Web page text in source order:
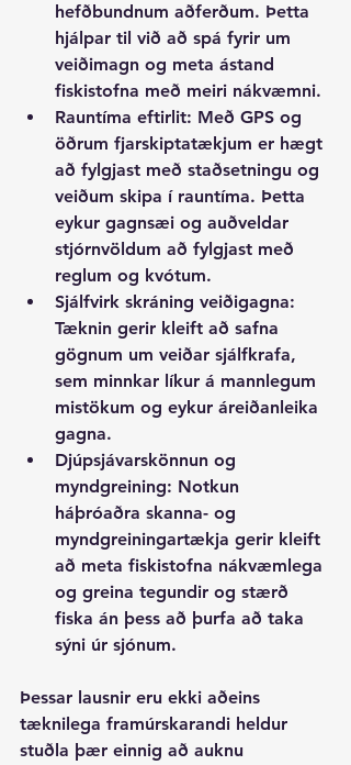
hefðbundnum aðferðum. Þetta
hjálpar til við að spá fyrir um
veiðimagn og meta ástand
fiskistofna með meiri nákvæmni.
Rauntíma eftirlit: Með GPS og
öðrum fjarskiptatækjum er hægt
að fylgjast með staðsetningu og
veiðum skipa í rauntíma. Þetta
eykur gagnsæi og auðveldar
stjórnvöldum að fylgjast með
reglum og kvótum.
Sjálfvirk skráning veiðigagna:
Tæknin gerir kleift að safna
gögnum um veiðar sjálfkrafa,
sem minnkar líkur á mannlegum
mistökum og eykur áreiðanleika
gagna.
Djúpsjávarskönnun og
myndgreining: Notkun
háþróaðra skanna- og
myndgreiningartækja gerir kleift
að meta fiskistofna nákvæmlega
og greina tegundir og stærð
fiska án þess að þurfa að taka
sýni úr sjónum.
Þessar lausnir eru ekki aðeins
tæknilega framúrskarandi heldur
stuðla þær einnig að auknu